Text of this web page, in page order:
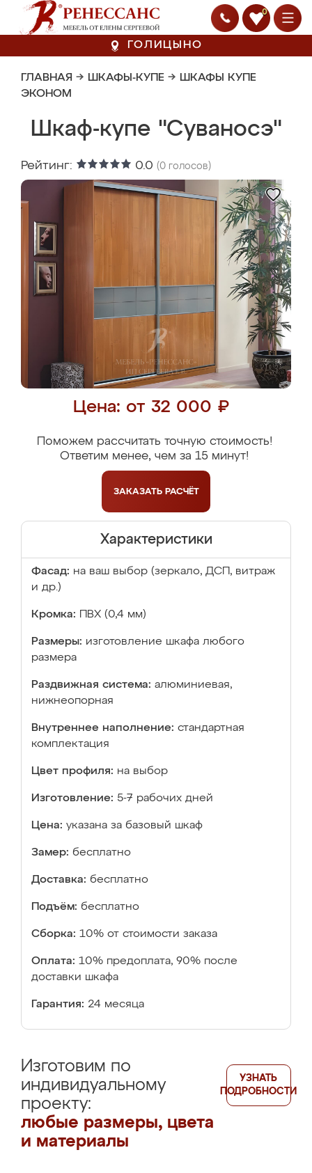
0
ГОЛИЦЫНО
ГЛАВНАЯ → ШКАФЫ-КУПЕ → ШКАФЫ КУПЕ
ЭКОНОМ
Шкаф-купе "Суваносэ"
Рейтинг: 0.0 (0 голосов)
Цена: от 32 000 ₽
Поможем рассчитать точную стоимость!
Ответим менее, чем за 15 минут!
ЗАКАЗАТЬ РАСЧЁТ
Характеристики
Фасад: на ваш выбор (зеркало, ДСП, витраж
и др.)
Кромка: ПВХ (0,4 мм)
Размеры: изготовление шкафа любого
размера
Раздвижная система: алюминиевая,
нижнеопорная
Внутреннее наполнение: стандартная
комплектация
Цвет профиля: на выбор
Изготовление: 5-7 рабочих дней
Цена: указана за базовый шкаф
Замер: бесплатно
Доставка: бесплатно
Подъём: бесплатно
Сборка: 10% от стоимости заказа
Оплата: 10% предоплата, 90% после
доставки шкафа
Гарантия: 24 месяца
Изготовим по
индивидуальному
проекту:
любые размеры, цвета
и материалы
УЗНАТЬ
ПОДРОБНОСТИ